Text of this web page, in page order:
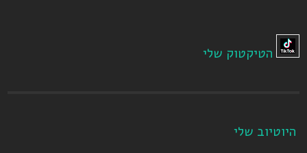
הטיקטוק שלי
היוטיוב שלי